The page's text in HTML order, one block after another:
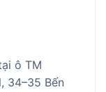
ô TM
34–35 Bến